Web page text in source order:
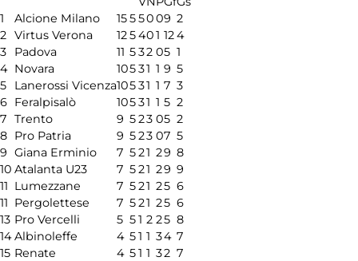
1
Alcione Milano 1555009 2
2 Virtus Verona 125401 124
3
Padova 11 532 05 1
4 Novara 10531 1 9 5
5
Lanerossi Vicenza10531 1 7 3
6 Feralpisalò 10531 1 5 2
7 Trento 9 523 05 2
8 Pro Patria 9 523 07 5
9 Giana Erminio 7 521 29 8
10 Atalanta U23 7 521 29 9
11 Lumezzane 7 521 25 6
11 Pergolettese 7 521 25 6
13 Pro Vercelli 5 51 2 25 8
14Albinoleffe 4 51 1 34 7
15 Renate 4 51 1 32 7